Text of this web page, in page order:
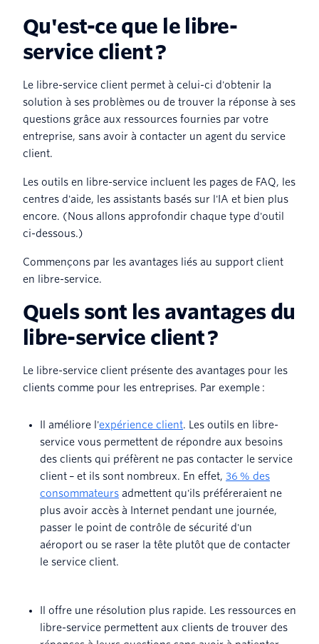
Qu'est-ce que le libre-
service client ?
Le libre-service client permet à celui-ci d'obtenir la
solution à ses problèmes ou de trouver la réponse à ses
questions grâce aux ressources fournies par votre
entreprise, sans avoir à contacter un agent du service
client.
Les outils en libre-service incluent les pages de FAQ, les
centres d'aide, les assistants basés sur l'IA et bien plus
encore. (Nous allons approfondir chaque type d'outil
ci-dessous.)
Commençons par les avantages liés au support client
en libre-service.
Quels sont les avantages du
libre-service client ?
Le libre-service client présente des avantages pour les
clients comme pour les entreprises. Par exemple :
Il améliore l'expérience client. Les outils en libre-
service vous permettent de répondre aux besoins
des clients qui préfèrent ne pas contacter le service
client – et ils sont nombreux. En effet, 36 % des
consommateurs admettent qu'ils préféreraient ne
plus avoir accès à Internet pendant une journée,
passer le point de contrôle de sécurité d'un
aéroport ou se raser la tête plutôt que de contacter
le service client.
Il offre une résolution plus rapide. Les ressources en
libre-service permettent aux clients de trouver des